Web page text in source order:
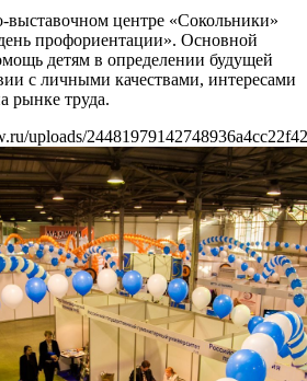
выставочном центре «Сокольники»
профориентации». Основной
детям в определении будущей
с личными качествами, интересами
рынке труда.
uploads/